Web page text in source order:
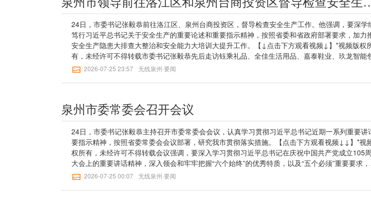
导周小华、黄春辉参加。记者：林鸿毅通讯员：陈林森【无线泉州】一审：林明谈【无线泉州】
审：王桂瑜【无线泉州】三审：欧阳可及 陈雄标
查，依法查处“三超一疲劳”、酒驾醉驾、非法营运等违法违规行为，督促企业将安全生产责任落
到“最后一米”。在德化县安全培训学院，张毅恭询问了解安全培训开展情况，叮嘱学院要结合实
化课程设置，注重实操实训，邀请标杆企业开展现场教学，健全学员定期跟踪回访制度，督促结
员返岗做好企业全员培训和“传帮带”，确保培训全覆盖、见实效；要求属地政府、相关部门加大资
投入、物资支持，促进安全培训扩面提质增效。在永春县外山乡墘溪村地质灾害治理点，张毅恭实
察看边坡防护等综合治理措施落实情况，细致询问当地地质灾害防治工作进展。他指出，要杜绝麻
松懈心态，加强地质灾害隐患点、高陡边坡等关键部位的网格化巡查管控，强化动态监测预警，做
防汛避险应转即转、应转尽转。张毅恭强调，要深入学习贯彻习近平总书记关于安全生产的重要
患大排查大整治和安全能力大培训大提升。要大抓落实、狠抓落实，压紧压实属地责任、行业监管
任、企业主体责任，聚力攻坚首批五大任务，做到隐患排查不留死角、整改整治闭环管理，统筹工
（产业）园区标准化和安全生产标准化建设。要选树典型、造浓氛围，策划开展安全知识竞赛、
比拼等活动，总结推广基层安全生产管理机制做法，形成“天天巡、天天见、天天劝、天天念”的
群治格局，全力维护人民群众生命财产安全。市领导周小华、黄春辉、张翼翔参加。记者：沈逸
讯员：谢曦【无线泉州】一审：林明谈【无线泉州】二审：蒋筱雯【无线泉州】三审：欧阳可及
标
24日，市委书记张毅恭前往洛江区、泉州台商投资区，督导检查安全生产工作。他强调，要深学
笃行习近平总书记关于安全生产的重要论述和重要指示精神，按照省委和省政府部署要求，加力
安全生产隐患大排查大整治和安全能力大培训大提升工作。【↓点击下方观看视频↓】*视频版权
有，未经许可不得转载市委书记张毅恭先后走访钰乘礼品、全佳生活用品、嘉泰鞋业、玖龙智能
等企业，察看车间结构布局、物料存放规范、消防设施维护和逃生通道设置，询问安全管理制度、
消防自救呼吸器等应急设备，用好“班前会”、义务消防队和微型消防站等机制做法，常态化开展警
教育、岗前培训和实战演练，提升全员“打早打小”和应急逃生能力。张毅恭强调，全市各级各部
牢固树立和践行正确政绩观，始终把安全生产责任扛在肩上、抓在手上，推动“拆窗破网”、“生命
道”畅通、消防设施维护提升、违章搭盖拆除、生产作业规范等五大重点攻坚任务取得实际成效
加强风险防控，紧盯重点行业、重点领域和重点场所，坚持全覆盖排查与企业自查相结合，全面
风险隐患底数，依法依规查处各类安全生产违法违规行为，切实做到问题不解决不放过，整改不彻
不放过。要加强能力建设，推动安全文化上墙入心，打造一批专业化安全培训阵地，总结推广基层
全生产管理经验做法，鼓励企业自主开发运用安全隐患自查自纠平台，建立健全内部奖惩机制，引
员工签订安全“责任状”、争当安全“吹哨员”，构建群防群治的安全防护体系，牢牢稳住安全生产
2026-07-25 23:57 无线泉州·要闻
泉州市委常委会召开会议
24日，市委书记张毅恭主持召开市委常委会会议，认真学习贯彻习近平总书记近期一系列重要讲
要指示精神，按照省委常委会会议部署，研究我市贯彻落实措施。【点击下方观看视频↓↓】*视
权所有，未经许可不得转载会议强调，要深入学习贯彻习近平总书记在庆祝中国共产党成立105
大会上的重要讲话精神，深入领会和牢牢把握“六个始终”的优秀特质，以及“五个必须”重要要求
终在思想上政治上行动上同以习近平同志为核心的党中央保持高度一致，更加坚定拥护“两个确立”
2026-07-25 00:07 无线泉州·要闻